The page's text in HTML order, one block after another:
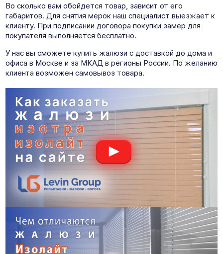
Во сколько вам обойдется товар, зависит от его
габаритов. Для снятия мерок наш специалист выезжает к
клиенту. При подписании договора покупки замер для
покупателя выполняется бесплатно.
У нас вы сможете купить жалюзи с доставкой до дома и
офиса в Москве и за МКАД в регионы России. По желанию
клиента возможен самовывоз товара.